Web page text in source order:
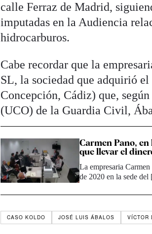
calle Ferraz de Madrid,
imputadas en la Audiencia
hidrocarburos.
Cabe recordar que la
SL, la sociedad que adquirió
Concepción, Cádiz) que,
(UCO) de la Guardia Civil,
Carmen Pano,
que llevar el
La empresaria
de 2020 en la sede
CASO KOLDO JOSÉ LUIS ÁBALOS VÍCTOR